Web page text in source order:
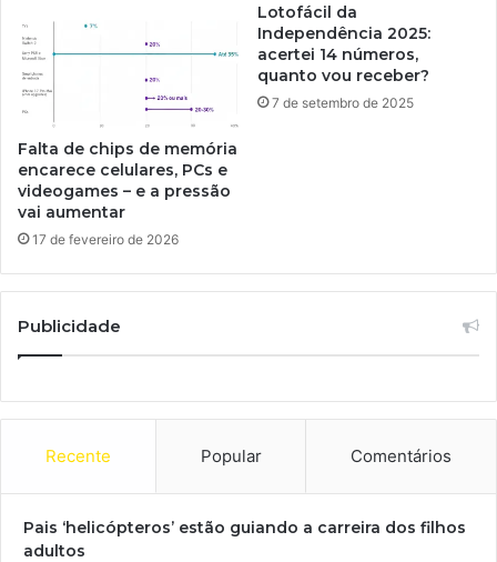
Falta de chips de memória
encarece celulares, PCs e
videogames – e a pressão
vai aumentar
17 de fevereiro de 2026
Lotofácil da
Independência 2025:
acertei 14 números,
quanto vou receber?
7 de setembro de 2025
Publicidade
Recente Popular Comentários
Pais ‘helicópteros’ estão guiando a carreira dos filhos
adultos